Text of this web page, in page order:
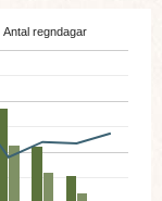
Antal regndagar